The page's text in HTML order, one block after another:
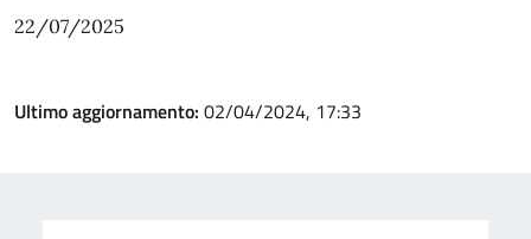
22/07/2025
Ultimo aggiornamento: 02/04/2024, 17:33